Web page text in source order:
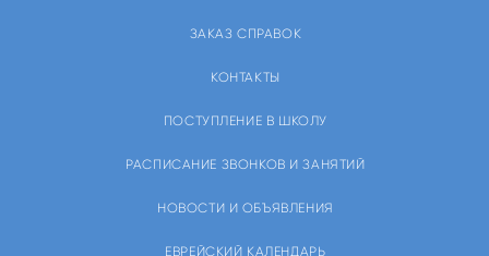
ЗАКАЗ СПРАВОК
КОНТАКТЫ
ПОСТУПЛЕНИЕ В ШКОЛУ
РАСПИСАНИЕ ЗВОНКОВ И ЗАНЯТИЙ
НОВОСТИ И ОБЪЯВЛЕНИЯ
ЕВРЕЙСКИЙ КАЛЕНДАРЬ